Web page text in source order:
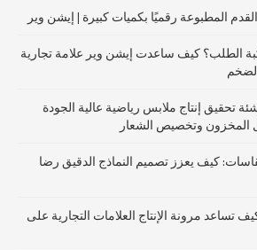
المطبوعة رقميًا بكميات كبيرة | إيشن وير
الطلب؟ كيف ساعدت إيشن وير علامة تجارية
تحقيق إنتاج ملابس رياضية عالية الجودة
المخزون وتخصيص الشعار
كيف يعزز تصميم النماذج الدقيق رضا
تساعد مرونة الإنتاج العلامات التجارية على